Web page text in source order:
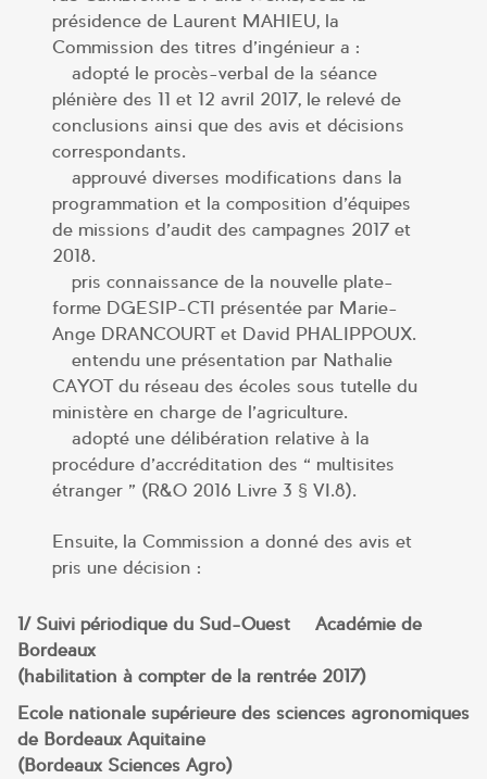
présidence de Laurent MAHIEU, la
Commission des titres d’ingénieur a :
– adopté le procès-verbal de la séance
plénière des 11 et 12 avril 2017, le relevé de
conclusions ainsi que des avis et décisions
correspondants.
– approuvé diverses modifications dans la
programmation et la composition d’équipes
de missions d’audit des campagnes 2017 et
2018.
– pris connaissance de la nouvelle plate-
forme DGESIP-CTI présentée par Marie-
Ange DRANCOURT et David PHALIPPOUX.
– entendu une présentation par Nathalie
CAYOT du réseau des écoles sous tutelle du
ministère en charge de l’agriculture.
– adopté une délibération relative à la
procédure d’accréditation des « multisites
étranger » (R&O 2016 Livre 3 § VI.8).
Ensuite, la Commission a donné des avis et
pris une décision :
1/ Suivi périodique du Sud-Ouest – Académie de
Bordeaux
(habilitation à compter de la rentrée 2017)
Ecole nationale supérieure des sciences agronomiques
de Bordeaux Aquitaine
(Bordeaux Sciences Agro)